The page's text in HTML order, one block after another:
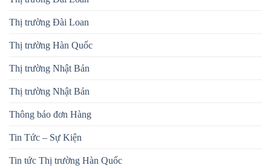
Thị trường Đài Loan
Thị trường Hàn Quốc
Thị trường Nhật Bản
Thị trường Nhật Bản
Thông báo đơn Hàng
Tin Tức – Sự Kiện
Tin tức Thị trường Hàn Quốc